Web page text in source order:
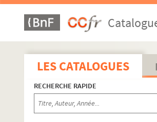
LES CATALOGUES
RECHERCHE RAPIDE
Ausfühlz-Beschreibung der
Der DiebsKrieg im Elsass
Memorial d. Franciscus
Soldat, moine et maître de
Tribulations d'un maître
Pierre Brully (Revue d'Alsace)